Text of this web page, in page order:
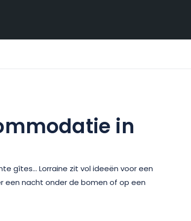
in
gîtes... Lorraine zit vol ideeën voor een
een nacht onder de bomen of op een